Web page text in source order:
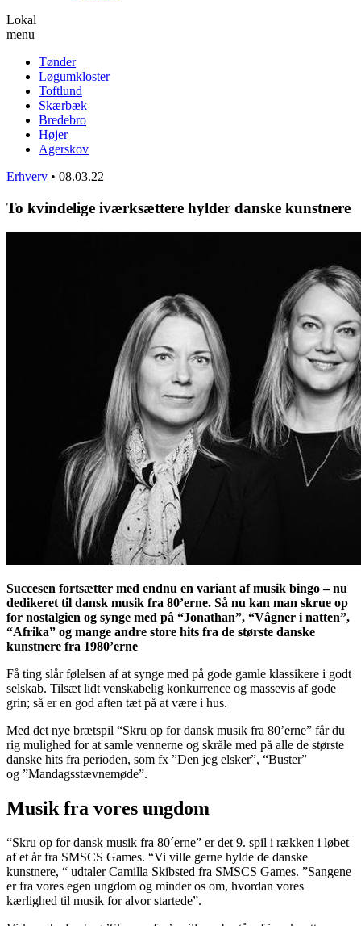
Lokal
menu
Tønder
Løgumkloster
Toftlund
Skærbæk
Bredebro
Højer
Agerskov
Erhverv • 08.03.22
To kvindelige iværksættere hylder danske kunstnere
Succesen fortsætter med endnu en variant af musik bingo – nu
dedikeret til dansk musik fra 80’erne. Så nu kan man skrue op
for nostalgien og synge med på “Jonathan”, “Vågner i natten”,
“Afrika” og mange andre store hits fra de største danske
kunstnere fra 1980’erne
Få ting slår følelsen af at synge med på gode gamle klassikere i godt
selskab. Tilsæt lidt venskabelig konkurrence og massevis af gode
grin; så er en god aften tæt på at være i hus.
Med det nye brætspil “Skru op for dansk musik fra 80’erne” får du
rig mulighed for at samle vennerne og skråle med på alle de største
danske hits fra perioden, som fx ”Den jeg elsker”, “Buster”
og ”Mandagsstævnemøde”.
Musik fra vores ungdom
“Skru op for dansk musik fra 80´erne” er det 9. spil i rækken i løbet
af et år fra SMSCS Games. “Vi ville gerne hylde de danske
kunstnere, “ udtaler Camilla Skibsted fra SMSCS Games. ”Sangene
er fra vores egen ungdom og minder os om, hvordan vores
kærlighed til musik for alvor startede”.